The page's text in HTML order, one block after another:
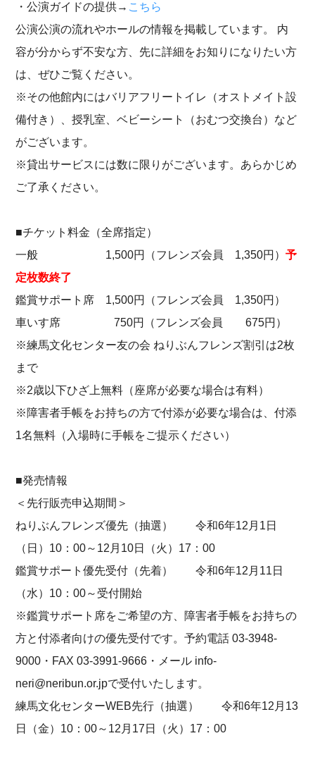
・公演ガイドの提供→ こちら
公演公演の流れやホールの情報を掲載しています。 内
容が分からず不安な方、先に詳細をお知りになりたい方
は、ぜひご覧ください。
※その他館内にはバリアフリートイレ（オストメイト設
備付き）、授乳室、ベビーシート（おむつ交換台）など
がございます。
※貸出サービスには数に限りがございます。あらかじめ
ご了承ください。
■チケット料金（全席指定）
一般 1,500円（フレンズ会員 1,350円）予
定枚数終了
鑑賞サポート席 1,500円（フレンズ会員 1,350円）
車いす席 750円（フレンズ会員 675円）
※練馬文化センター友の会 ねりぶんフレンズ割引は2枚
まで
※2歳以下ひざ上無料（座席が必要な場合は有料）
※障害者手帳をお持ちの方で付添が必要な場合は、付添
1名無料（入場時に手帳をご提示ください）
■発売情報
＜先行販売申込期間＞
ねりぶんフレンズ優先（抽選） 令和6年12月1日
（日）10：00～12月10日（火）17：00
鑑賞サポート優先受付（先着） 令和6年12月11日
（水）10：00～受付開始
※鑑賞サポート席をご希望の方、障害者手帳をお持ちの
方と付添者向けの優先受付です。予約電話 03-3948-
9000・FAX 03-3991-9666・メール info-
neri@neribun.or.jpで受付いたします。
練馬文化センターWEB先行（抽選） 令和6年12月13
日（金）10：00～12月17日（火）17：00